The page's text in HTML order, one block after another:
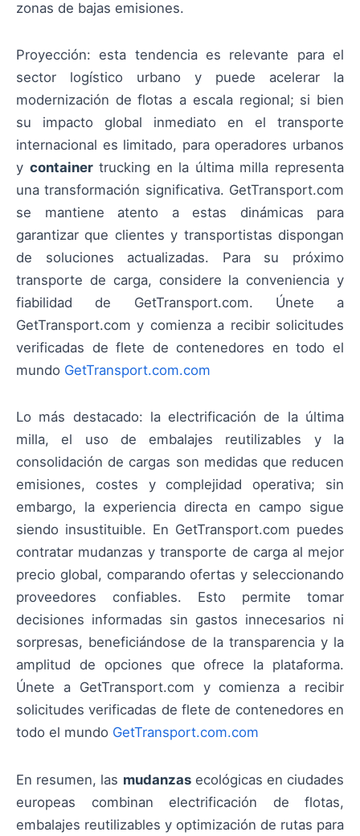
zonas de bajas emisiones.
Proyección: esta tendencia es relevante para el
sector logístico urbano y puede acelerar la
modernización de flotas a escala regional; si bien
su impacto global inmediato en el transporte
internacional es limitado, para operadores urbanos
y containertrucking en la última milla representa
una transformación significativa. GetTransport.com
se mantiene atento a estas dinámicas para
garantizar que clientes y transportistas dispongan
de soluciones actualizadas. Para su próximo
transporte de carga, considere la conveniencia y
fiabilidad de GetTransport.com. Únete a
GetTransport.com y comienza a recibir solicitudes
verificadas de flete de contenedores en todo el
mundo GetTransport.com.com
Lo más destacado: la electrificación de la última
milla, el uso de embalajes reutilizables y la
consolidación de cargas son medidas que reducen
emisiones, costes y complejidad operativa; sin
embargo, la experiencia directa en campo sigue
siendo insustituible. En GetTransport.com puedes
contratar mudanzas y transporte de carga al mejor
precio global, comparando ofertas y seleccionando
proveedores confiables. Esto permite tomar
decisiones informadas sin gastos innecesarios ni
sorpresas, beneficiándose de la transparencia y la
amplitud de opciones que ofrece la plataforma.
Únete a GetTransport.com y comienza a recibir
solicitudes verificadas de flete de contenedores en
todo el mundo GetTransport.com.com
En resumen, las mudanzasecológicas en ciudades
europeas combinan electrificación de flotas,
embalajes reutilizables y optimización de rutas para